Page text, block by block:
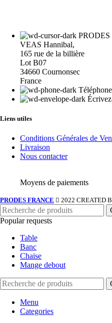
PRODES
VEAS Hannibal,
165 rue de la billière
Lot B07
34660 Cournonsec
France
Liens utiles
Conditions Générales de
Livraison
Nous contacter
Moyens de paiements
PRODES FRANCE 2022 CREATED
Popular requests
Table
Banc
Chaise
Mange debout
Menu
Categories